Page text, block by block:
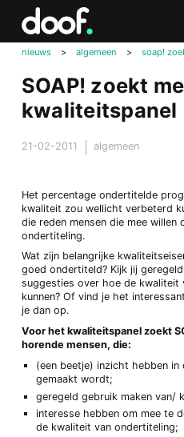
nieuws > algemeen > soap!
SOAP! zoekt
kwaliteitspanel
21-02-2011 algemeen
Het percentage ondertitelde
kwaliteit zou wellicht verbeterd
die reden mensen die mee willen
ondertiteling.
Wat zijn belangrijke
goed ondertiteld? Kijk jij
suggesties over hoe de
kunnen? Of vind je het
je dan op.
Voor het kwaliteitspanel zoekt
horende mensen, die:
(een beetje) inzicht hebben
gemaakt wordt;
geregeld gebruik maken van/
interesse hebben om mee te
de kwaliteit van ondertiteling;
Doof.nl